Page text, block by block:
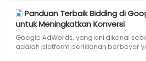
Panduan Terbaik Bidding di
untuk Meningkatkan Konversi
Google AdWords, yang kini dikenal
adalah platform periklanan berbayar